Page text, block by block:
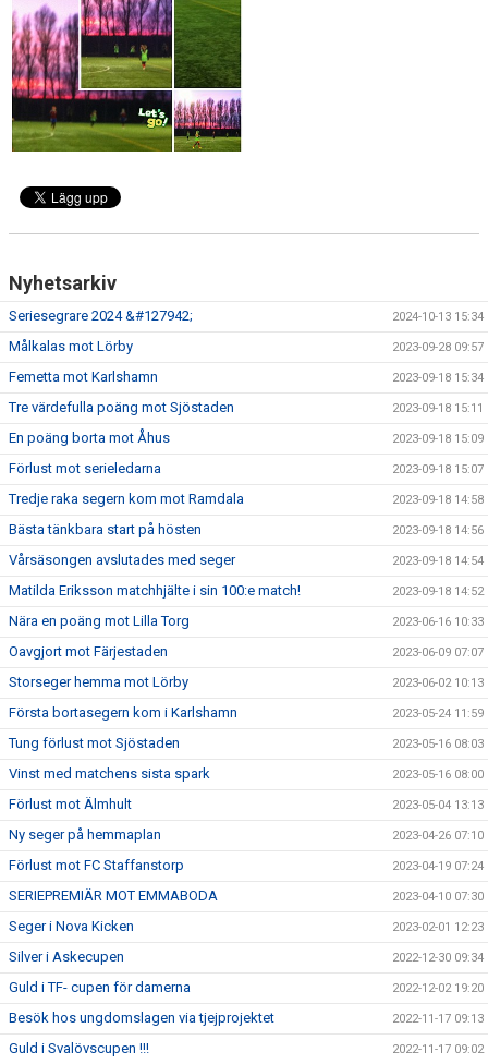
KONTAKT
Nyhetsarkiv
Seriesegrare 2024 &#127942; 2024-10-13 15:34
Målkalas mot Lörby 2023-09-28 09:57
Femetta mot Karlshamn 2023-09-18 15:34
Tre värdefulla poäng mot Sjöstaden 2023-09-18 15:11
En poäng borta mot Åhus 2023-09-18 15:09
Förlust mot serieledarna 2023-09-18 15:07
Tredje raka segern kom mot Ramdala 2023-09-18 14:58
Bästa tänkbara start på hösten 2023-09-18 14:56
Vårsäsongen avslutades med seger 2023-09-18 14:54
Matilda Eriksson matchhjälte i sin 100:e match! 2023-09-18 14:52
Nära en poäng mot Lilla Torg 2023-06-16 10:33
Oavgjort mot Färjestaden 2023-06-09 07:07
Storseger hemma mot Lörby 2023-06-02 10:13
Första bortasegern kom i Karlshamn 2023-05-24 11:59
Tung förlust mot Sjöstaden 2023-05-16 08:03
Vinst med matchens sista spark 2023-05-16 08:00
Förlust mot Älmhult 2023-05-04 13:13
Ny seger på hemmaplan 2023-04-26 07:10
Förlust mot FC Staffanstorp 2023-04-19 07:24
SERIEPREMIÄR MOT EMMABODA 2023-04-10 07:30
Seger i Nova Kicken 2023-02-01 12:23
Silver i Askecupen 2022-12-30 09:34
Guld i TF- cupen för damerna 2022-12-02 19:20
Besök hos ungdomslagen via tjejprojektet 2022-11-17 09:13
Guld i Svalövscupen !!! 2022-11-17 09:02